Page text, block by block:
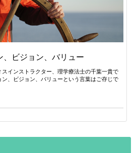
、ビジョン、バリュー
インストラクター、理学療法士の千葉一貴で
、ビジョン、バリューという言葉はご存じで